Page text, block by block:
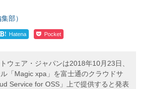
部）
! Hatena Pocket
ウェア・ジャパンは2018年10月23日、
「Magic xpa」を富士通のクラウドサ
Service for OSS」上で提供すると発表